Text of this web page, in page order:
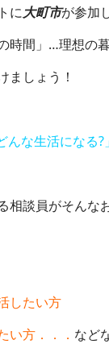
に大町市が参加
間」…理想の暮
ましょう！
な生活になる?」
談員がそんな
したい方
方．．． など